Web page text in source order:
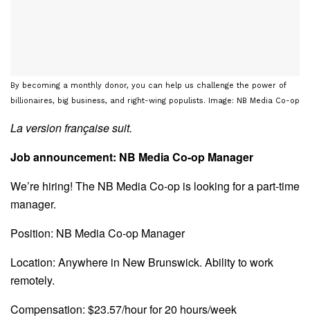
By becoming a monthly donor, you can help us challenge the power of
billionaires, big business, and right-wing populists. Image: NB Media Co-op
La version française suit.
Job announcement: NB Media Co-op Manager
We’re hiring! The NB Media Co-op is looking for a part-time
manager.
Position: NB Media Co-op Manager
Location: Anywhere in New Brunswick. Ability to work
remotely.
Compensation: $23.57/hour for 20 hours/week